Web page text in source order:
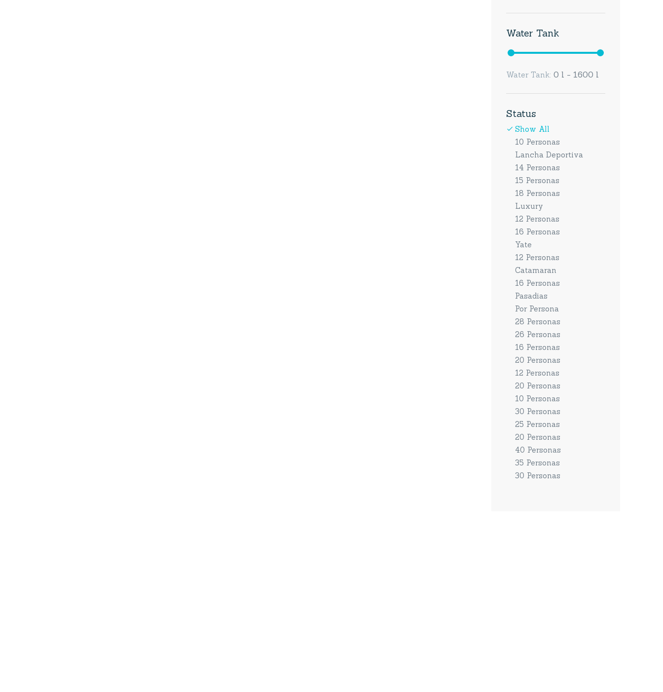
Water Tank
Water Tank: 0 l - 1600 l
Status
Show All
10 Personas
Lancha Deportiva
14 Personas
15 Personas
18 Personas
Luxury
12 Personas
16 Personas
Yate
12 Personas
Catamaran
16 Personas
Pasadias
Por Persona
28 Personas
26 Personas
16 Personas
20 Personas
12 Personas
20 Personas
10 Personas
30 Personas
25 Personas
20 Personas
40 Personas
35 Personas
30 Personas